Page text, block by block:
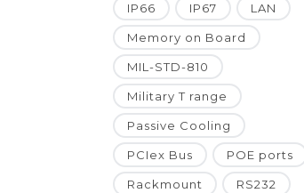
IP66 IP67 LAN
Memory on Board
MIL-STD-810
Military T range
Passive Cooling
PCIex Bus POE ports
Rackmount RS232